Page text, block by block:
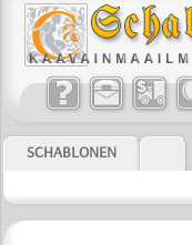
SCHABLONEN